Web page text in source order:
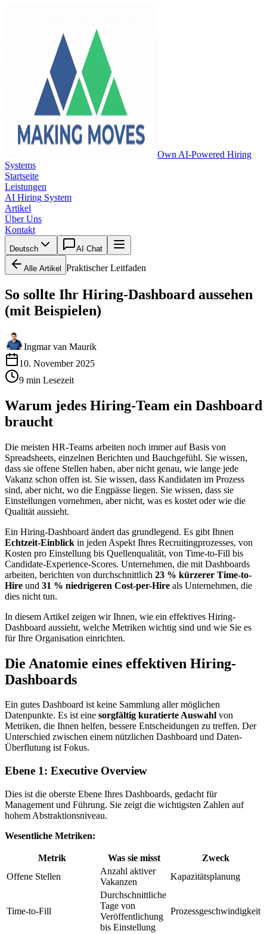
Own AI-Powered Hiring
Systems
Startseite
Leistungen
AI Hiring System
Artikel
Über Uns
Kontakt
Deutsch AI Chat
Alle Artikel Praktischer Leitfaden
So sollte Ihr Hiring-Dashboard aussehen
(mit Beispielen)
Ingmar van Maurik
10. November 2025
9 min Lesezeit
Warum jedes Hiring-Team ein Dashboard
braucht
Die meisten HR-Teams arbeiten noch immer auf Basis von
Spreadsheets, einzelnen Berichten und Bauchgefühl. Sie wissen,
dass sie offene Stellen haben, aber nicht genau, wie lange jede
Vakanz schon offen ist. Sie wissen, dass Kandidaten im Prozess
sind, aber nicht, wo die Engpässe liegen. Sie wissen, dass sie
Einstellungen vornehmen, aber nicht, was es kostet oder wie die
Qualität aussieht.
Ein Hiring-Dashboard ändert das grundlegend. Es gibt Ihnen
Echtzeit-Einblick in jeden Aspekt Ihres Recruitingprozesses, von
Kosten pro Einstellung bis Quellenqualität, von Time-to-Fill bis
Candidate-Experience-Scores. Unternehmen, die mit Dashboards
arbeiten, berichten von durchschnittlich 23 % kürzerer Time-to-
Hire und 31 % niedrigeren Cost-per-Hire als Unternehmen, die
dies nicht tun.
In diesem Artikel zeigen wir Ihnen, wie ein effektives Hiring-
Dashboard aussieht, welche Metriken wichtig sind und wie Sie es
für Ihre Organisation einrichten.
Die Anatomie eines effektiven Hiring-
Dashboards
Ein gutes Dashboard ist keine Sammlung aller möglichen
Datenpunkte. Es ist eine sorgfältig kuratierte Auswahl von
Metriken, die Ihnen helfen, bessere Entscheidungen zu treffen. Der
Unterschied zwischen einem nützlichen Dashboard und Daten-
Überflutung ist Fokus.
Ebene 1: Executive Overview
Dies ist die oberste Ebene Ihres Dashboards, gedacht für
Management und Führung. Sie zeigt die wichtigsten Zahlen auf
hohem Abstraktionsniveau.
Wesentliche Metriken:
Metrik Was sie misst
Zweck
Offene Stellen
Anzahl aktiver
Vakanzen
Kapazitätsplanung
Time-to-Fill
Durchschnittliche
Tage von
Veröffentlichung
bis Einstellung
Prozessgeschwindigkeit